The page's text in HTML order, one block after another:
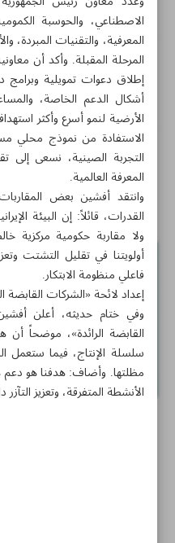
«إلهه إلهي».. أيقونة
طهران وهانوي تبحثان
والذكاء الاصطناعي
إجراء أول عملية جراحة
الصدر شرق البلاد
خارطة طريق إيرانية لدعم
والشركات القابضة في
الاصطناعي، والحوسبة
المعرفية، والتقنيات المبردة،
المرحلة المقبلة. وأكد أن
إطلاق دعوات تمويلية وبرامج
أشكال الدعم الخاصة،
الأرضية لنمو أسرع وأكثر
الاستفادة من نموذج محلي
التجربة الصينية، نسعى إلى
المعرفة العالمية.
وانتقد أفشين بعض
القدرات، قائلاً: إن البيئة
ولا مقاربة حكومية مركزية
أولويتنا في تقليل التشتت
فاعلي منظومة الابتكار.
إعداد لائحة «الشركات القابضة
وفي ختام حديثه، أعلن
القابضة الرائدة»، موضحاً
سلسلة الإنتاج، فيما ستعمل
مظلتها. وأضاف: هدفنا هو
الأنشطة المتفرقة، وتعزيز